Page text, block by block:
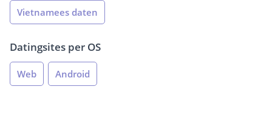
Vietnamees daten
Datingsites per OS
Web Android